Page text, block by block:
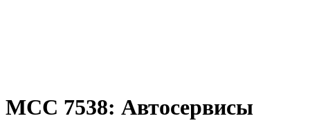
MCC 7538: Автосервисы